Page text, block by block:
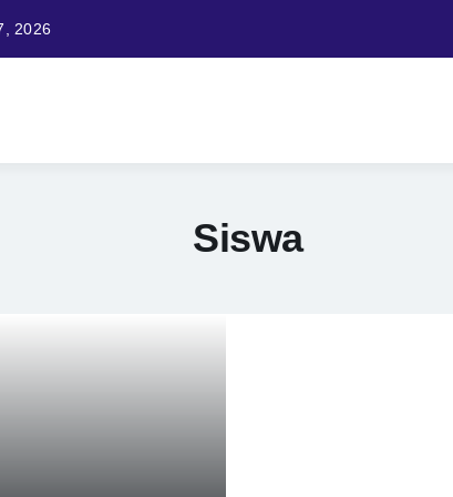
2026
Siswa